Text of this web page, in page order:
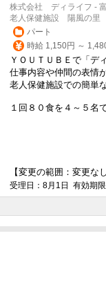
株式会社 ディライフ -
老人保健施設 陽風の里
パート
時給 1,150円 ～
ＹＯＵＴＵＢＥで「デ
仕事内容や仲間の表情
老人保健施設での簡単
１回８０食を４～５名
【変更の範囲：変更な
受理日：8月1日 有効期